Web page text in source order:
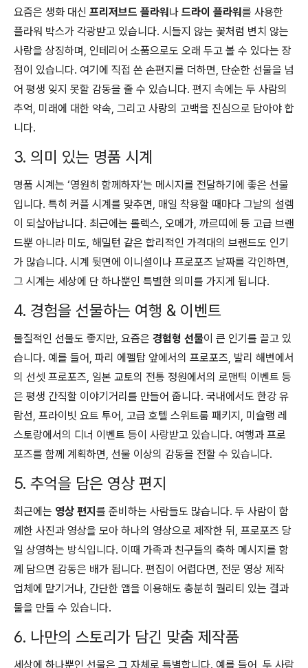
요즘은 생화 대신 프리저브드 플라워나 드라이 플라워를 사용한
플라워 박스가 각광받고 있습니다. 시들지 않는 꽃처럼 변치 않는
사랑을 상징하며, 인테리어 소품으로도 오래 두고 볼 수 있다는 장
점이 있습니다. 여기에 직접 쓴 손편지를 더하면, 단순한 선물을 넘
어 평생 잊지 못할 감동을 줄 수 있습니다. 편지 속에는 두 사람의
추억, 미래에 대한 약속, 그리고 사랑의 고백을 진심으로 담아야 합
니다.
3. 의미 있는 명품 시계
명품 시계는 ‘영원히 함께하자’는 메시지를 전달하기에 좋은 선물
입니다. 특히 커플 시계를 맞추면, 매일 착용할 때마다 그날의 설렘
이 되살아납니다. 최근에는 롤렉스, 오메가, 까르띠에 등 고급 브랜
드뿐 아니라 미도, 해밀턴 같은 합리적인 가격대의 브랜드도 인기
가 많습니다. 시계 뒷면에 이니셜이나 프로포즈 날짜를 각인하면,
그 시계는 세상에 단 하나뿐인 특별한 의미를 가지게 됩니다.
4. 경험을 선물하는 여행 & 이벤트
물질적인 선물도 좋지만, 요즘은 경험형 선물이 큰 인기를 끌고 있
습니다. 예를 들어, 파리 에펠탑 앞에서의 프로포즈, 발리 해변에서
의 선셋 프로포즈, 일본 교토의 전통 정원에서의 로맨틱 이벤트 등
은 평생 간직할 이야기거리를 만들어 줍니다. 국내에서도 한강 유
람선, 프라이빗 요트 투어, 고급 호텔 스위트룸 패키지, 미슐랭 레
스토랑에서의 디너 이벤트 등이 사랑받고 있습니다. 여행과 프로
포즈를 함께 계획하면, 선물 이상의 감동을 전할 수 있습니다.
5. 추억을 담은 영상 편지
최근에는 영상 편지 를 준비하는 사람들도 많습니다. 두 사람이 함
께한 사진과 영상을 모아 하나의 영상으로 제작한 뒤, 프로포즈 당
일 상영하는 방식입니다. 이때 가족과 친구들의 축하 메시지를 함
께 담으면 감동은 배가 됩니다. 편집이 어렵다면, 전문 영상 제작
업체에 맡기거나, 간단한 앱을 이용해도 충분히 퀄리티 있는 결과
물을 만들 수 있습니다.
6. 나만의 스토리가 담긴 맞춤 제작품
세상에 하나뿐인 선물은 그 자체로 특별합니다. 예를 들어, 두 사람